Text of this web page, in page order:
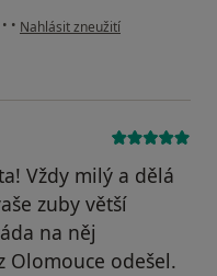
• • podle názoru uživatele Váš
Nahlásit zneužití
Vždy milý a dělá
zuby větší
na něj
Olomouce odešel.